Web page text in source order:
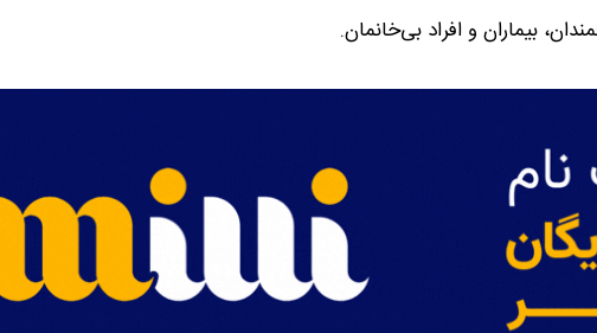
بیماران و افراد بی‌خانمان.